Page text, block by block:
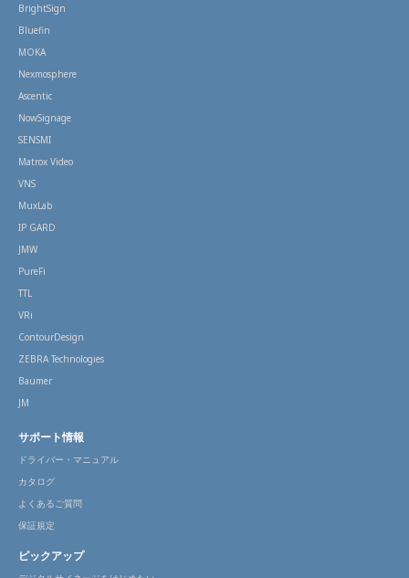
BrightSign
Bluefin
MOKA
Nexmosphere
Ascentic
NowSignage
SENSMI
Matrox Video
VNS
MuxLab
IP GARD
JMW
PureFi
TTL
VRi
ContourDesign
ZEBRA Technologies
Baumer
JM
サポート情報
ドライバー・マニュアル
カタログ
よくあるご質問
保証規定
ピックアップ